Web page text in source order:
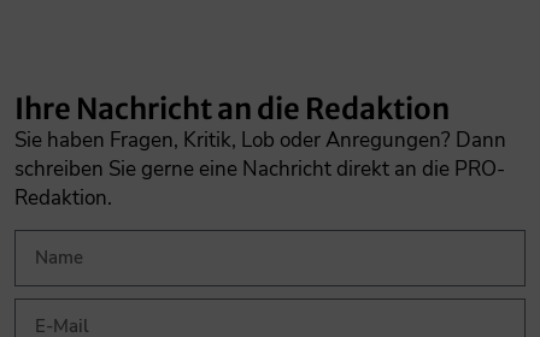
Ihre Nachricht an die Redaktion
Sie haben Fragen, Kritik, Lob oder Anregungen? Dann
schreiben Sie gerne eine Nachricht direkt an die PRO-
Redaktion.